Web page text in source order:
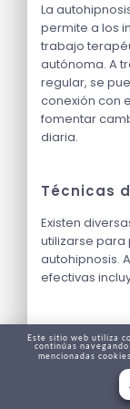
La
permite a los
trabajo
autónoma. A
regular, se
conexión con
fomentar
diaria.
Técnicas
Existen
utilizarse para
autohipnosis.
efectivas
para
Este sitio web utiliza
continúas
mencionadas